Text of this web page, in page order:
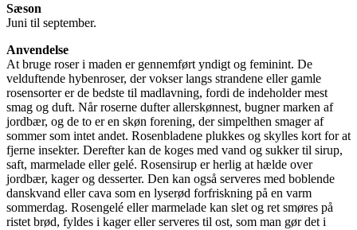
Sæson
Juni til september.
Anvendelse
At bruge roser i maden er gennemført yndigt og feminint. De
velduftende hybenroser, der vokser langs strandene eller gamle
rosensorter er de bedste til madlavning, fordi de indeholder mest
smag og duft. Når roserne dufter allerskønnest, bugner marken af
jordbær, og de to er en skøn forening, der simpelthen smager af
sommer som intet andet. Rosenbladene plukkes og skylles kort for at
fjerne insekter. Derefter kan de koges med vand og sukker til sirup,
saft, marmelade eller gelé. Rosensirup er herlig at hælde over
jordbær, kager og desserter. Den kan også serveres med boblende
danskvand eller cava som en lyserød forfriskning på en varm
sommerdag. Rosengelé eller marmelade kan slet og ret smøres på
ristet brød, fyldes i kager eller serveres til ost, som man gør det i